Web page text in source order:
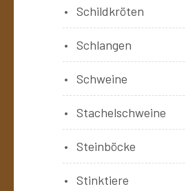
Schildkröten
Schlangen
Schweine
Stachelschweine
Steinböcke
Stinktiere